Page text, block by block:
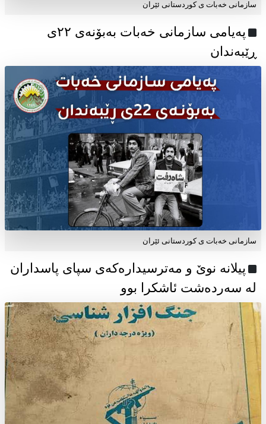
سازمانی خەبات ی کوردستانی ئێران
پەیامی سازمانی خەبات بەبۆنەی ۲۲ی
ڕێبەندان
سازمانی خەبات ی كوردستانی ئێران
پیلانە نوێ و مەترسیدارەکەی سپای پاسداران
لە سەردەشت ئاشکرا بوو